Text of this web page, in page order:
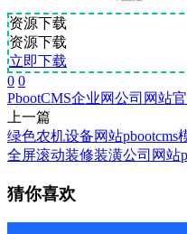
资源下载
资源下载
立即下载
0 0
PbootCMS企业网公司网站
上一篇
绿色农机设备网站
全屏滚动装修装潢公司网站
猜你喜欢